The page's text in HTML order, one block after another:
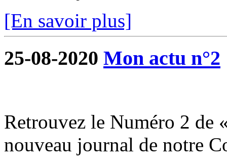
[En savoir plus]
25-08-2020 Mon actu n°2
Retrouvez le Numéro 2 de
nouveau journal de notre